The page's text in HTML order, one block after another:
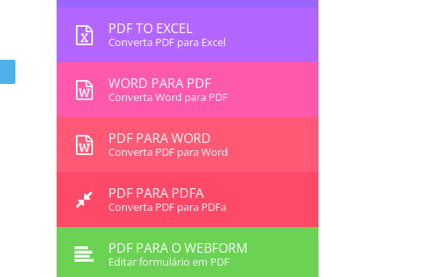
PDF TO EXCEL
Converta PDF para Excel
WORD PARA PDF
Converta Word para PDF
PDF PARA WORD
Converta PDF para Word
PDF PARA PDFA
Converta PDF para PDFa
PDF PARA O WEBFORM
Editar formulário em PDF